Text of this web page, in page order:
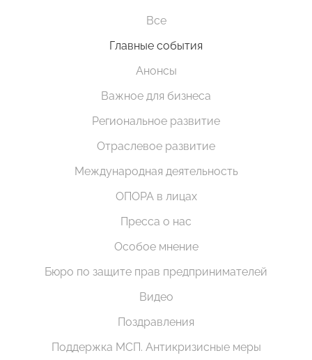
Все
Главные события
Анонсы
Важное для бизнеса
Региональное развитие
Отраслевое развитие
Международная деятельность
ОПОРА в лицах
Пресса о нас
Особое мнение
Бюро по защите прав предпринимателей
Видео
Поздравления
Поддержка МСП. Антикризисные меры